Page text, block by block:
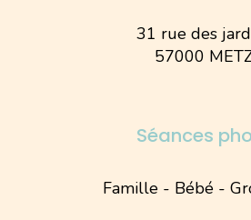
31 rue des
57000
Séances
Famille - Bébé -